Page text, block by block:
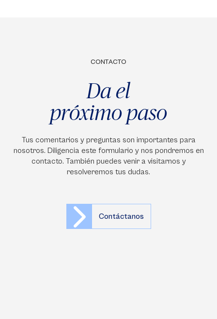
CONTACTO
Da el
próximo paso
Tus comentarios y preguntas son importantes para
nosotros. Diligencia este formulario y nos pondremos en
contacto. También puedes venir a visitarnos y
resolveremos tus dudas.
Contáctanos